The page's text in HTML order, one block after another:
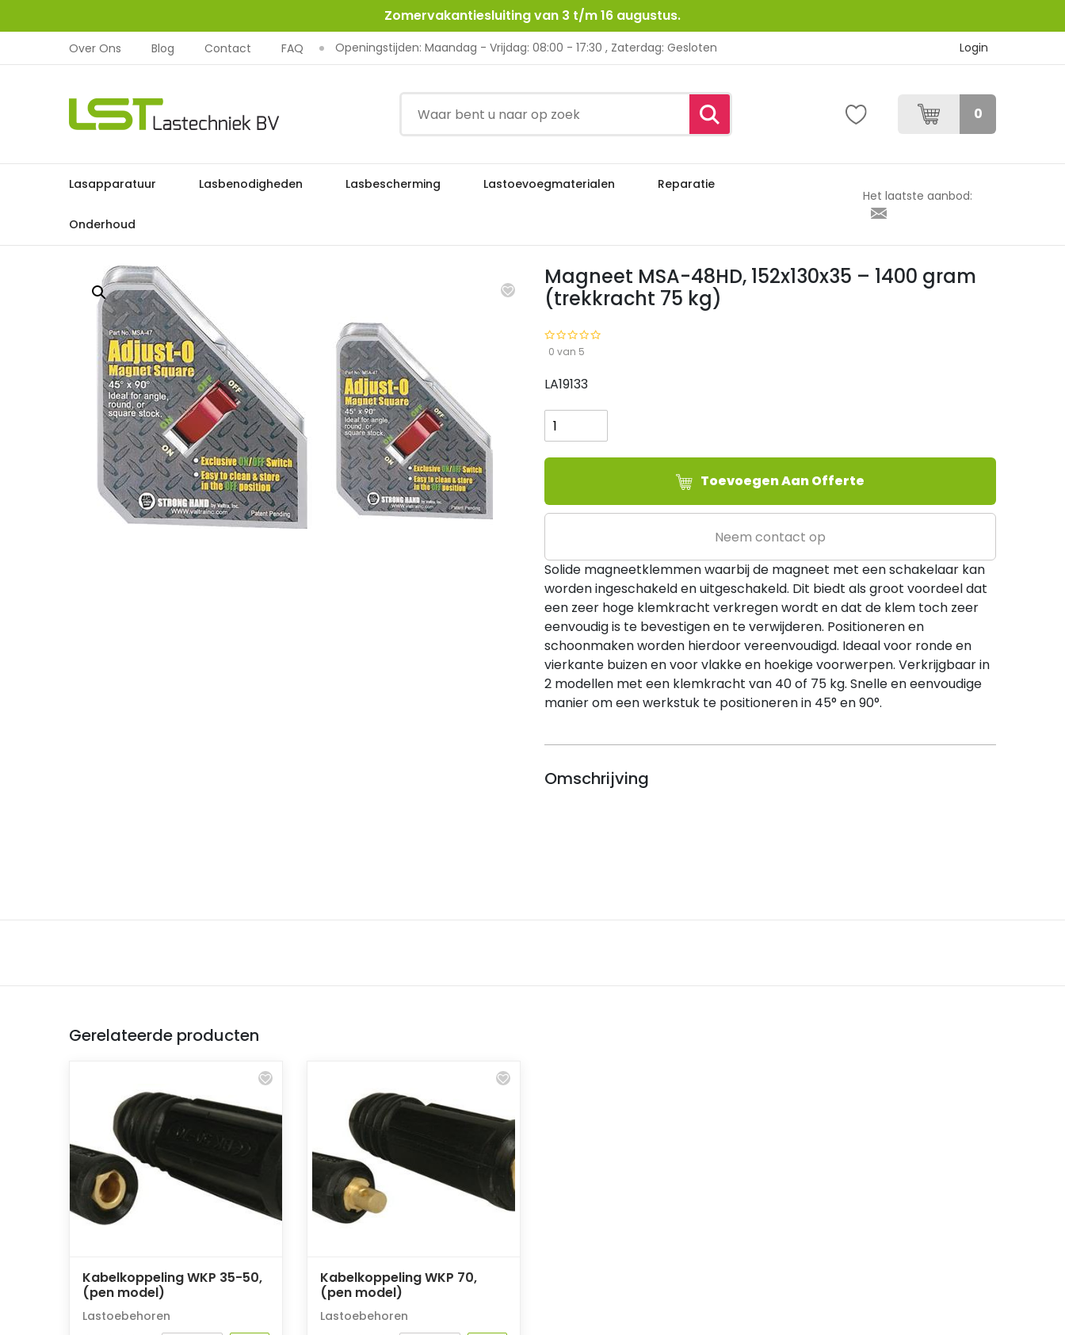
Zomervakantiesluiting van 3 t/m 16 augustus.
Over Ons Blog Contact FAQ Openingstijden: Maandag - Vrijdag: 08:00 - 17:30 , Zaterdag: Gesloten Login
0
Lasapparatuur Lasbenodigheden Lasbescherming Lastoevoegmaterialen Reparatie
Onderhoud
Het laatste aanbod:
Home Lasbenodigheden Lastoebehoren Magneet MSA-48HD, 152x130x35 – 1400 gram (trekkracht 75 kg)
Magneet MSA-48HD, 152x130x35 – 1400 gram
(trekkracht 75 kg)
0 van 5
LA19133
MSA-
48HD,
152x130x35
1400
gram
75
kg)
aantal
Toevoegen Aan Offerte
Neem contact op
Solide magneetklemmen waarbij de magneet met een schakelaar kan
worden ingeschakeld en uitgeschakeld. Dit biedt als groot voordeel dat
een zeer hoge klemkracht verkregen wordt en dat de klem toch zeer
eenvoudig is te bevestigen en te verwijderen. Positioneren en
schoonmaken worden hierdoor vereenvoudigd. Ideaal voor ronde en
vierkante buizen en voor vlakke en hoekige voorwerpen. Verkrijgbaar in
2 modellen met een klemkracht van 40 of 75 kg. Snelle en eenvoudige
manier om een werkstuk te positioneren in 45° en 90°.
Omschrijving
Gerelateerde producten
Kabelkoppeling WKP 35-50,
(pen model)
Lastoebehoren
Kabelkoppeling WKP 70,
(pen model)
Lastoebehoren